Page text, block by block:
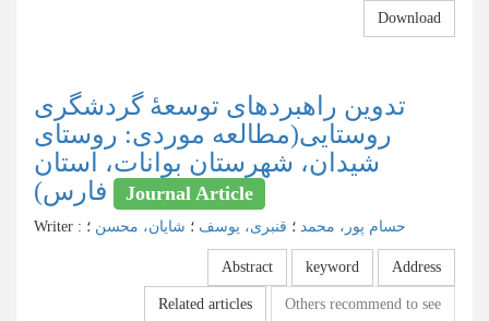
Download
تدوین راهبردهای توسعۀ گردشگری
روستایی(مطالعه موردی: روستای
شیدان، شهرستان بوانات، استان
Journal Article
Writer : حسام پور، محمد ؛ قنبری، یوسف ؛ شایان، محسن ؛
Abstract keyword Address
Related articles Others recommend to see